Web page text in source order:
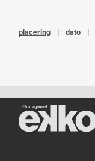
placering | dato |